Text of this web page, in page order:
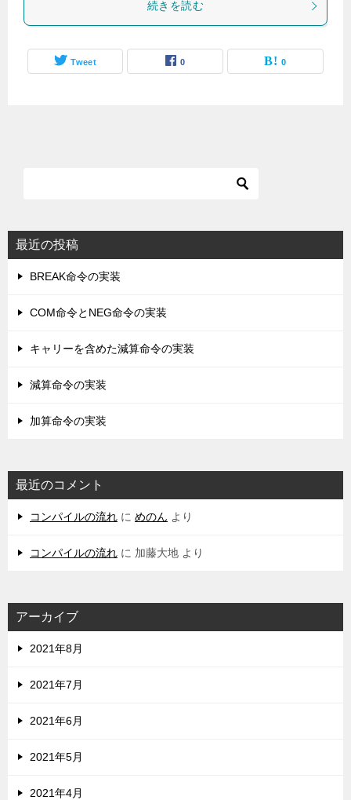
続きを読む
Tweet 0 0
最近の投稿
BREAK命令の実装
COM命令とNEG命令の実装
キャリーを含めた減算命令の実装
減算命令の実装
加算命令の実装
最近のコメント
コンパイルの流れ に めのん より
コンパイルの流れ に 加藤大地 より
アーカイブ
2021年8月
2021年7月
2021年6月
2021年5月
2021年4月